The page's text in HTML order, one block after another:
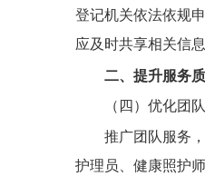
登记机关依法依规
应及时共享相关信
二、提升服务
（四）优化团
推广团队服务
护理员、健康照护